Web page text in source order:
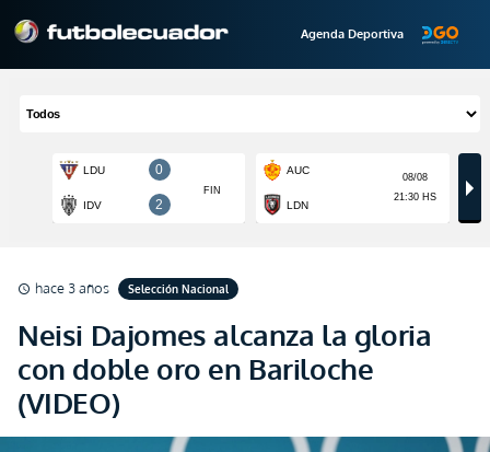
Agenda Deportiva
schedule hace 3 años Selección Nacional
Neisi Dajomes alcanza la gloria
con doble oro en Bariloche
(VIDEO)